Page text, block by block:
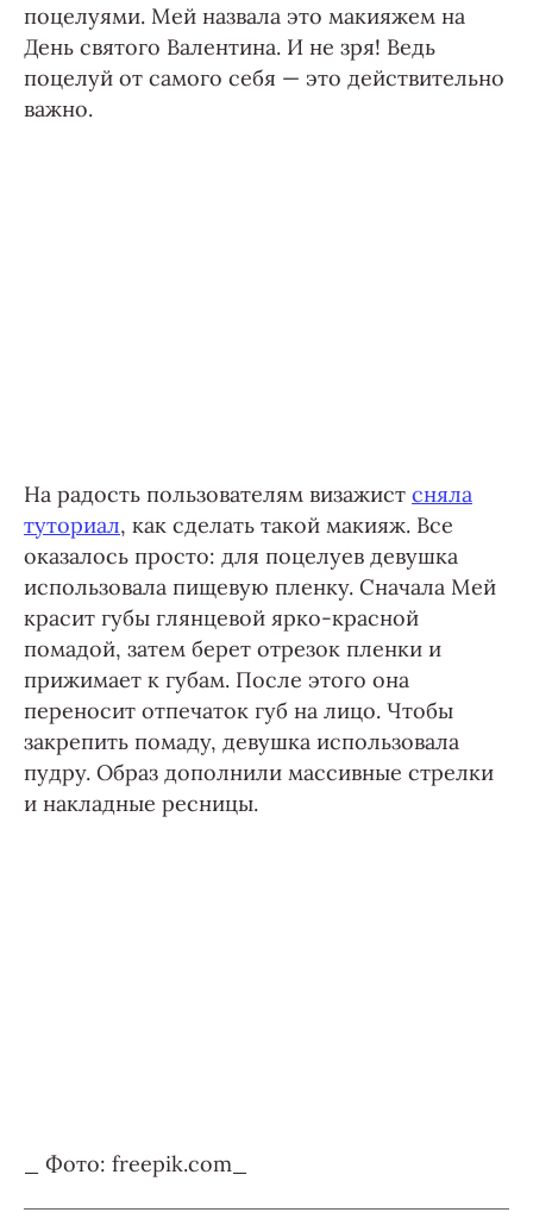
поцелуями. Мей назвала это макияжем на
День святого Валентина. И не зря! Ведь
поцелуй от самого себя — это действительно
важно.
На радость пользователям визажист сняла
туториал, как сделать такой макияж. Все
оказалось просто: для поцелуев девушка
использовала пищевую пленку. Сначала Мей
красит губы глянцевой ярко-красной
помадой, затем берет отрезок пленки и
прижимает к губам. После этого она
переносит отпечаток губ на лицо. Чтобы
закрепить помаду, девушка использовала
пудру. Образ дополнили массивные стрелки
и накладные ресницы.
_ Фото: freepik.com_